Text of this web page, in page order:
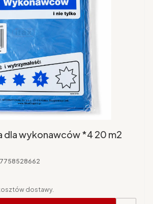
dla wykonawców *4 20 m2
dostawy.